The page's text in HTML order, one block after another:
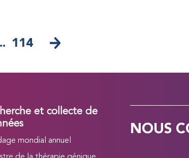
114
et collecte de
mondial annuel
NOUS